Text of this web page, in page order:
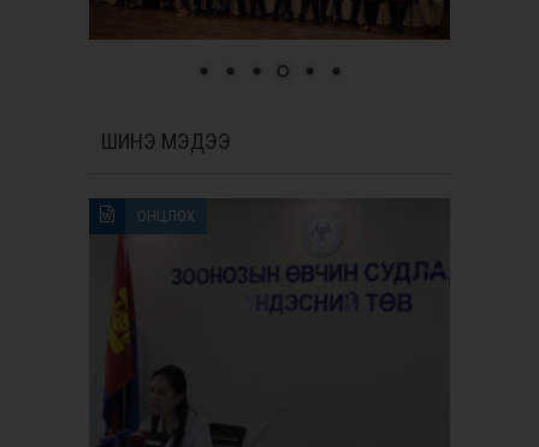
ШИНЭ МЭДЭЭ
ОНЦЛОХ